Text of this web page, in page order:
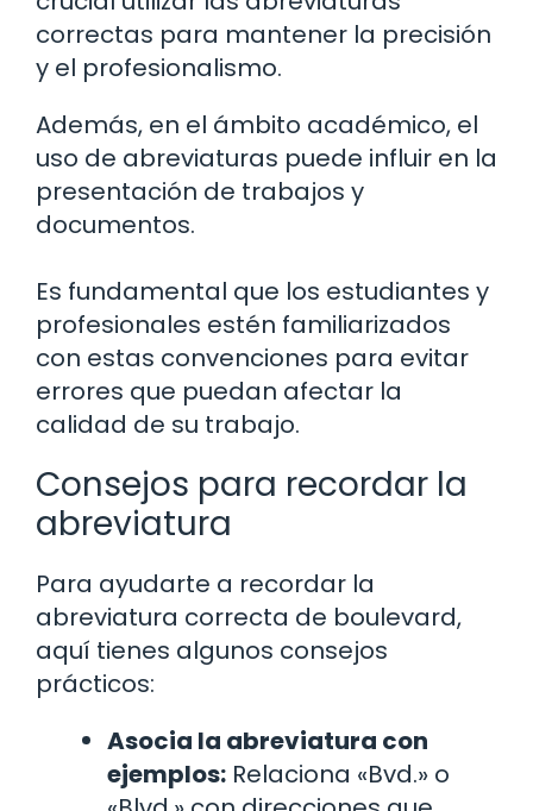
correctas para mantener la precisión
y el profesionalismo.
Además, en el ámbito académico, el
uso de abreviaturas puede influir en la
presentación de trabajos y
documentos.
Es fundamental que los estudiantes y
profesionales estén familiarizados
con estas convenciones para evitar
errores que puedan afectar la
calidad de su trabajo.
Consejos para recordar la
abreviatura
Para ayudarte a recordar la
abreviatura correcta de boulevard,
aquí tienes algunos consejos
prácticos:
Asocia la abreviatura con
ejemplos: Relaciona «Bvd.» o